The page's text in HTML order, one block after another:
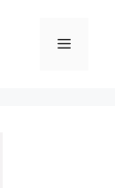
메